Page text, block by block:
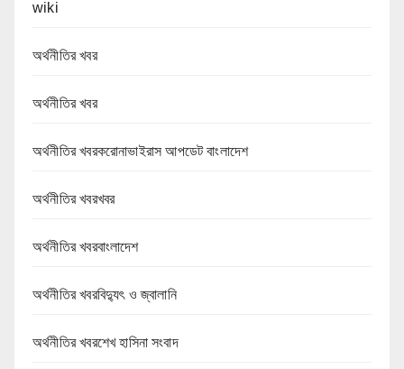
wiki
অর্থনীতির খবর
অর্থনীতির খবর
অর্থনীতির খবরকরোনাভাইরাস আপডেট বাংলাদেশ
অর্থনীতির খবরখবর
অর্থনীতির খবরবাংলাদেশ
অর্থনীতির খবরবিদ্যুৎ ও জ্বালানি
অর্থনীতির খবরশেখ হাসিনা সংবাদ